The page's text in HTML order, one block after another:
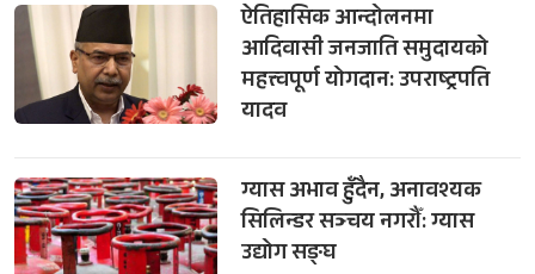
ऐतिहासिक आन्दोलनमा
आदिवासी जनजाति समुदायको
महत्त्वपूर्ण योगदान: उपराष्ट्रपति
यादव
ग्यास अभाव हुँदैन, अनावश्यक
सिलिन्डर सञ्चय नगरौँ: ग्यास
उद्योग सङ्घ